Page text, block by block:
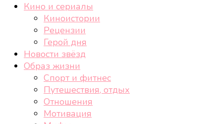
cheek-look.ru
Женский сайт о звездах и кино, а также трендах,
здоровом образе жизни, спорте, стиле, отдыхе и
Кино и сериалы
Киноистории
Рецензии
Герой дня
Новости звёзд
Образ жизни
Спорт и фитнес
Путешествия, отдых
Отношения
Мотивация